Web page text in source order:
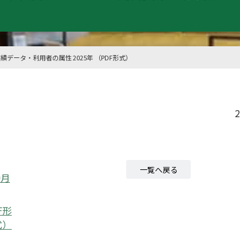
ータ・利用者の属性 2025年 （PDF形式）
一覧へ戻る